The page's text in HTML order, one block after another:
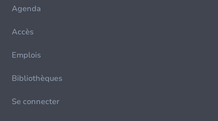
Agenda
Accès
Emplois
Bibliothèques
Se connecter